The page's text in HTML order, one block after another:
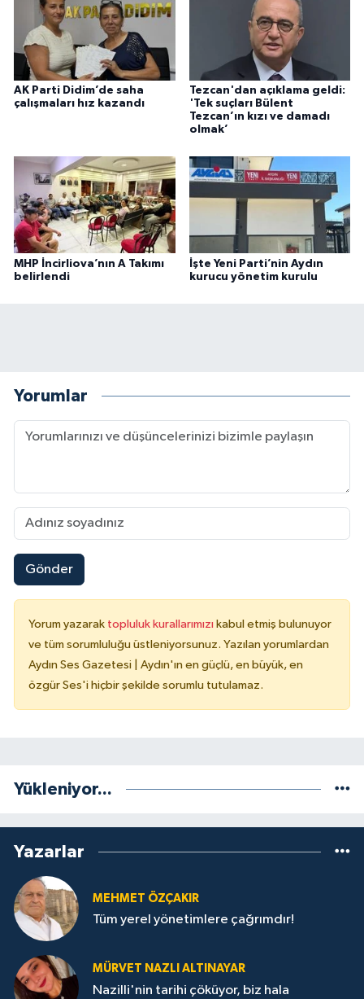
AK Parti Didim’de saha
çalışmaları hız kazandı
Tezcan'dan açıklama geldi:
'Tek suçları Bülent
Tezcan’ın kızı ve damadı
olmak’
MHP İncirliova’nın A Takımı
belirlendi
İşte Yeni Parti’nin Aydın
kurucu yönetim kurulu
Yorumlar
Gönder
Yorum yazarak topluluk kurallarımızı kabul etmiş bulunuyor
ve tüm sorumluluğu üstleniyorsunuz. Yazılan yorumlardan
Aydın Ses Gazetesi | Aydın'ın en güçlü, en büyük, en
özgür Ses'i hiçbir şekilde sorumlu tutulamaz.
Yükleniyor...
Yazarlar
MEHMET ÖZÇAKIR
Tüm yerel yönetimlere çağrımdır!
MÜRVET NAZLI ALTINAYAR
Nazilli'nin tarihi çöküyor, biz hala